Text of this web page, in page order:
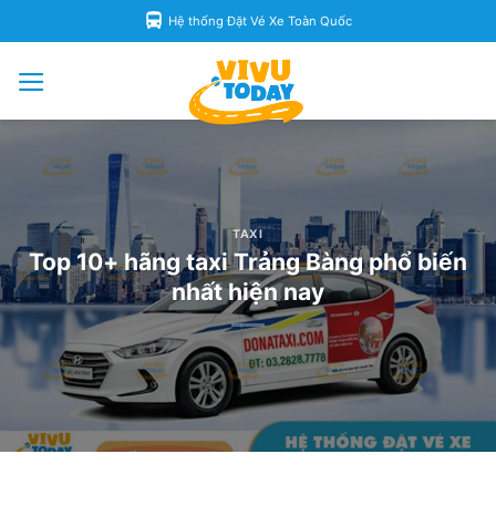
to
Hệ thống Đặt Vé Xe Toàn Quốc
TAXI
Top 10+ hãng taxi Trảng Bàng phổ biến
nhất hiện nay